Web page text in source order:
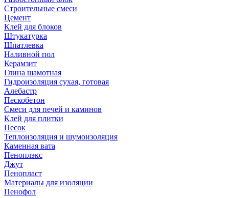
Строительные смеси
Цемент
Клей для блоков
Штукатурка
Шпатлевка
Наливной пол
Керамзит
Глина шамотная
Гидроизоляция сухая, готовая
Алебастр
Пескобетон
Смеси для печей и каминов
Клей для плитки
Песок
Теплоизоляция и шумоизоляция
Каменная вата
Пеноплэкс
Джут
Пенопласт
Материалы для изоляции
Пенофол